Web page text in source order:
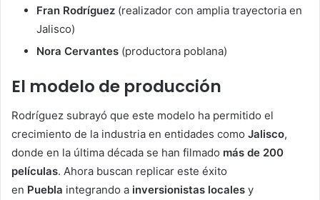
Fran Rodríguez (realizador con amplia trayectoria en
Jalisco)
Nora Cervantes (productora poblana)
El modelo de producción
Rodríguez subrayó que este modelo ha permitido el
crecimiento de la industria en entidades como Jalisco,
donde en la última década se han filmado más de 200
películas. Ahora buscan replicar este éxito
en Puebla integrando a inversionistas locales y